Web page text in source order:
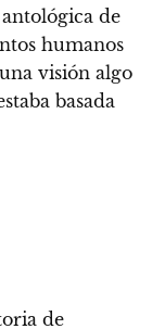
de
humanos
visión algo
basada
de